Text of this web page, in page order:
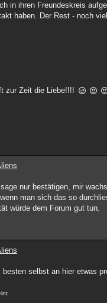
in ihren Freundeskreis
haben. Der Rest - noch
zur Zeit die Liebe!!!!
nur bestätigen, mir
man sich das so
würde dem Forum gut tun.
besten selbst an hier etwas